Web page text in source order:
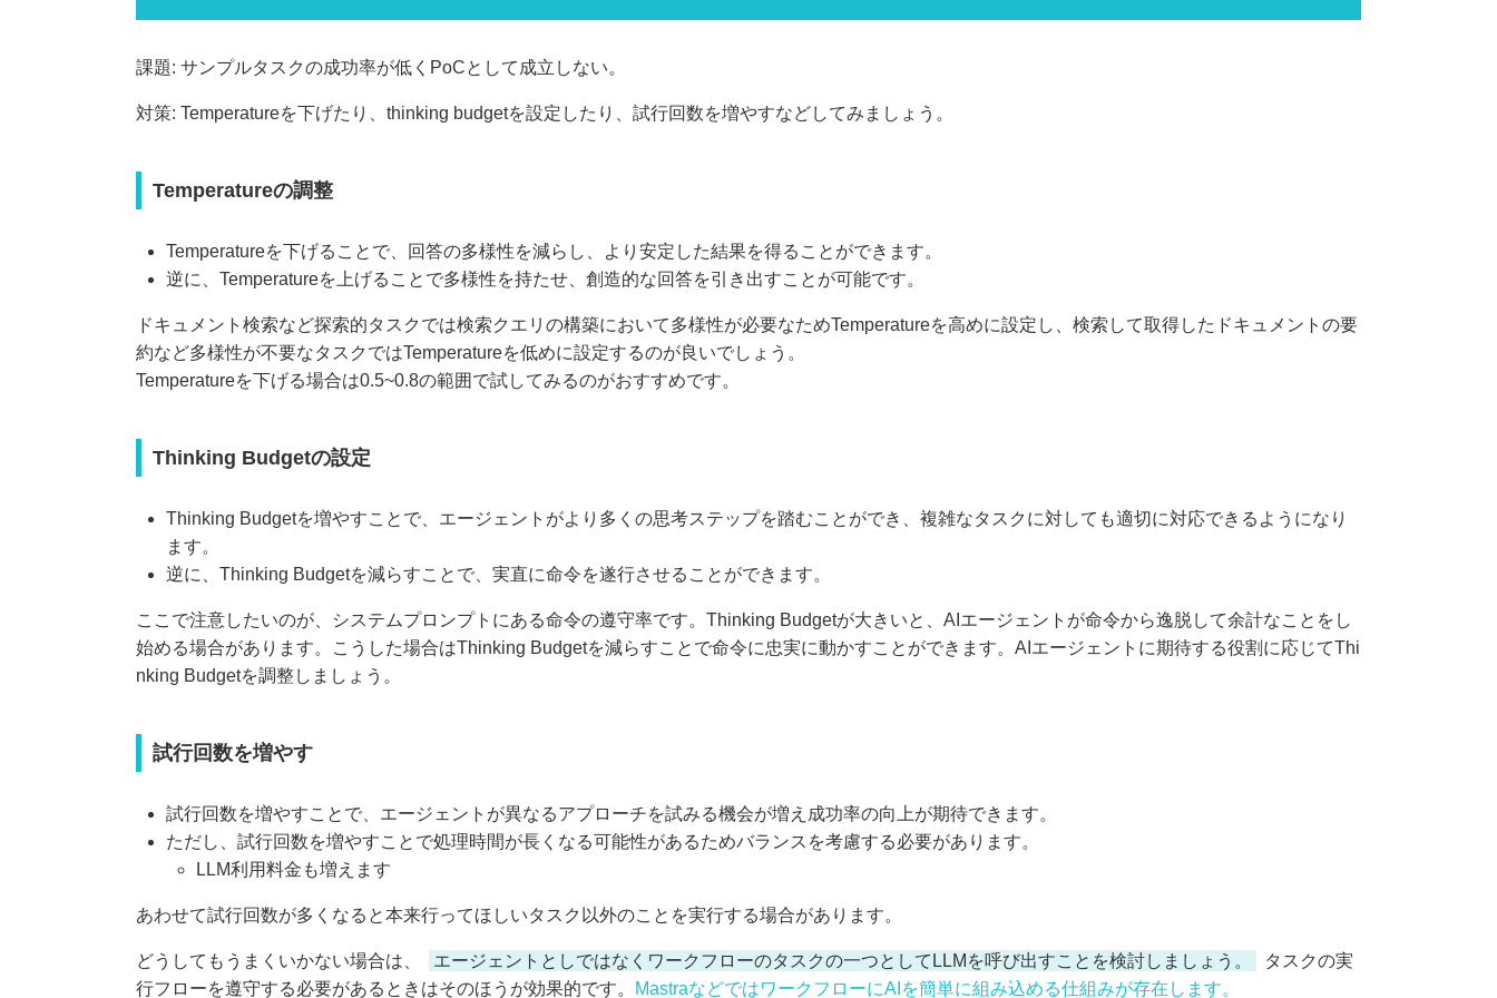
課題: サンプルタスクの成功率が低くPoCとして成立しない。
対策: Temperatureを下げたり、thinking budgetを設定したり、試行回数を増やすなどしてみましょう。
Temperatureの調整
Temperatureを下げることで、回答の多様性を減らし、より安定した結果を得ることができます。
逆に、Temperatureを上げることで多様性を持たせ、創造的な回答を引き出すことが可能です。
ドキュメント検索など探索的タスクでは検索クエリの構築において多様性が必要なためTemperatureを高めに設定し、検索して取得したドキュメントの要
約など多様性が不要なタスクではTemperatureを低めに設定するのが良いでしょう。
Temperatureを下げる場合は0.5~0.8の範囲で試してみるのがおすすめです。
Thinking Budgetの設定
Thinking Budgetを増やすことで、エージェントがより多くの思考ステップを踏むことができ、複雑なタスクに対しても適切に対応できるようになり
ます。
逆に、Thinking Budgetを減らすことで、実直に命令を遂行させることができます。
ここで注意したいのが、システムプロンプトにある命令の遵守率です。Thinking Budgetが大きいと、AIエージェントが命令から逸脱して余計なことをし
始める場合があります。こうした場合はThinking Budgetを減らすことで命令に忠実に動かすことができます。AIエージェントに期待する役割に応じてThi
nking Budgetを調整しましょう。
試行回数を増やす
試行回数を増やすことで、エージェントが異なるアプローチを試みる機会が増え成功率の向上が期待できます。
ただし、試行回数を増やすことで処理時間が長くなる可能性があるためバランスを考慮する必要があります。
LLM利用料金も増えます
あわせて試行回数が多くなると本来行ってほしいタスク以外のことを実行する場合があります。
どうしてもうまくいかない場合は、 エージェントとしではなくワークフローのタスクの一つとしてLLMを呼び出すことを検討しましょう。
タスクの実
行フローを遵守する必要があるときはそのほうが効果的です。
MastraなどではワークフローにAIを簡単に組み込める仕組みが存在します。